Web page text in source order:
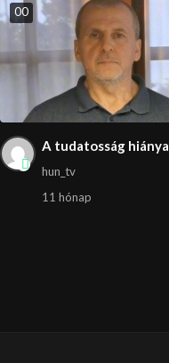
00
A tudatosság hiánya
hun_tv
11 hónap